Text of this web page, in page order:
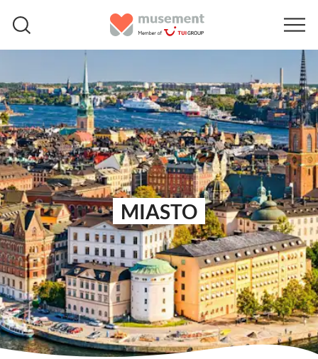
MIASTO